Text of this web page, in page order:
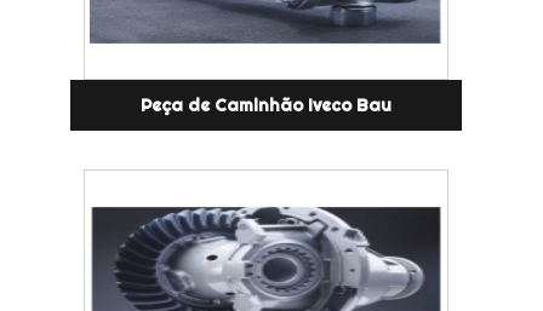
Peça de Caminhão Iveco Bau